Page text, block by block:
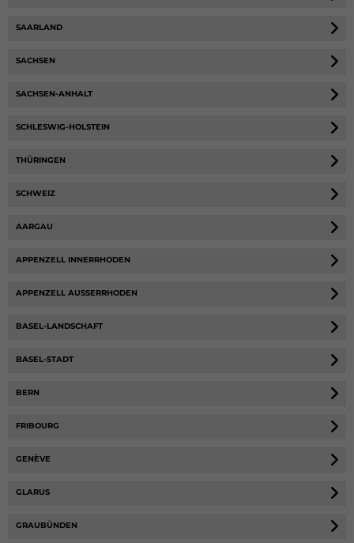
SAARLAND
SACHSEN
SACHSEN-ANHALT
SCHLESWIG-HOLSTEIN
THÜRINGEN
SCHWEIZ
AARGAU
APPENZELL INNERRHODEN
APPENZELL AUSSERRHODEN
BASEL-LANDSCHAFT
BASEL-STADT
BERN
FRIBOURG
GENÈVE
GLARUS
GRAUBÜNDEN